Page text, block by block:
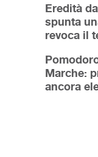
Eredità
spunta
revoca il
Marche:
ancora